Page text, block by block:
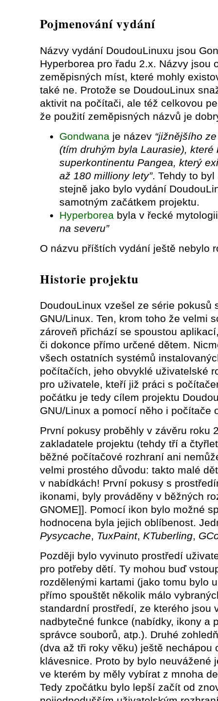
Pojmenování vydání
Názvy vydání DoudouLinuxu jsou
Hyperborea pro řadu 2.x. Názvy jsou
zeměpisných míst, které mohly
také ne. Protože se DoudouLinux
aktivit na počítači, ale též celkovou
že použití zeměpisných názvů je
Gondwanaje název “jižnějšího
(tím druhým byla Laurasie), které
superkontinentu Pangea, který
až 180 milliony lety”. Tehdy to
stejně jako bylo vydání
samotným začátkem projektu.
Hyperboreabyla v řecké
na severu”
O názvu příštích vydání ještě nebylo
Historie projektu
DoudouLinux vzešel ze série pokusů
GNU/Linux. Ten, krom toho že velmi
zároveň přichází se spoustou
či dokonce přímo určené dětem.
všech ostatních systémů
počítačích, jeho obvyklé uživatelské
pro uživatele, kteří již práci s
počátku je tedy cílem projektu
GNU/Linux a pomocí něho i počítače
První pokusy proběhly v závěru roku
zakladatele projektu (tehdy tří a
běžné počítačové rozhraní ani
velmi prostého důvodu: takto malé
v nabídkách! První pokusy s
ikonami, byly prováděny v běžných
GNOME]]. Pomocí ikon bylo možné
hodnocena byla jejich oblíbenost.
Pysycache, TuxPaint, KTuberling,
Později bylo vyvinuto prostředí
pro potřeby dětí. Ty mohou buď
rozdělenými kartami (jako tomu bylo
přímo spouštět několik málo
standardní prostředí, ze kterého jsou
nadbytečné funkce (nabídky, ikony a
správce souborů, atp.). Druhé
(dva až tři roky věku) ještě nechápou
klávesnice. Proto by bylo neuvážené
ve kterém by měly vybírat z mnoha
Tedy zpočátku bylo lepší začít od